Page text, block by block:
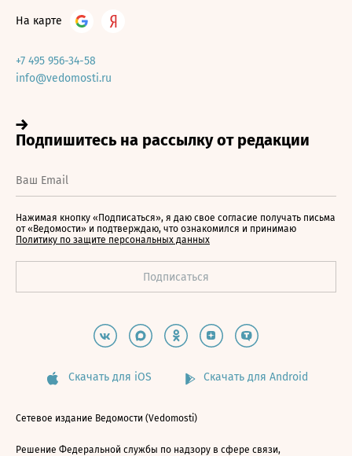
На карте
+7 495 956-34-58
info@vedomosti.ru
Нажимая кнопку «Подписаться», я даю свое согласие получать письма
от «Ведомости» и подтверждаю, что ознакомился и принимаю
Политику по защите персональных данных
Скачать для iOS Скачать для Android
Сетевое издание Ведомости (Vedomosti)
Решение Федеральной службы по надзору в сфере связи,